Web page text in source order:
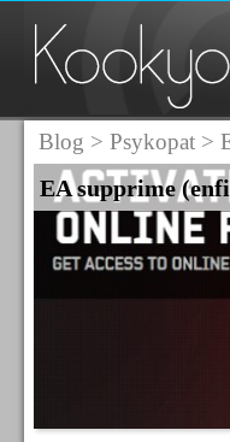
Blog > Psykopat>
EA supprime